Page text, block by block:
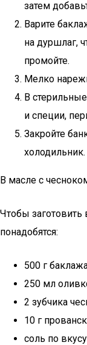
затем
Варите
на дуршлаг,
промойте.
Мелко
В
и специи,
Закройте
холодильник.
В масле с
Чтобы
понадобятся:
500 г
250 мл
2 зубчика
10 г
соль по